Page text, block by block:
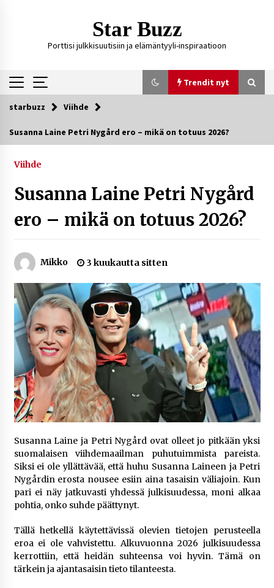
Star Buzz
Porttisi julkkisuutisiin ja elämäntyyli-inspiraatioon
Trendit nyt
Trendit nyt
Ali Leiniö vankila – mitä väitteistä tiedetään?
4 päivää sitten
Matti Koivisto toimittaja ikä – mitä Ylen
5 päivää sitten
Netflix, YouTube, TikTok, pelit ja nettikasinot
osana samaa ilmiötä
1 viikko sitten
Jaakko Selin puoliso Simo – pitkä
rakkaustarina, elämäntyö ja ura
1 viikko sitten
modernin maksuteknologian avulla
2 viikkoa sitten
Nina Rung – rikollisuuden tutkija ja väkivallan
ehkäisyn näkyvä ääni
2 viikkoa sitten
Pia Töyli – tapaus, joka jäi osaksi Suomen
rikoshistoriaa
3 viikkoa sitten
starbuzz Viihde
Susanna Laine Petri Nygård ero – mikä on totuus 2026?
Viihde
Susanna Laine Petri Nygård
ero – mikä on totuus 2026?
Mikko 3 kuukautta sitten
Susanna Laine ja Petri Nygård ovat olleet jo pitkään yksi
suomalaisen viihdemaailman puhutuimmista pareista.
Siksi ei ole yllättävää, että huhu Susanna Laineen ja Petri
Nygårdin erosta nousee esiin aina tasaisin väliajoin. Kun
pari ei näy jatkuvasti yhdessä julkisuudessa, moni alkaa
pohtia, onko suhde päättynyt.
Tällä hetkellä käytettävissä olevien tietojen perusteella
eroa ei ole vahvistettu. Alkuvuonna 2026 julkisuudessa
kerrottiin, että heidän suhteensa voi hyvin. Tämä on
tärkein ja ajantasaisin tieto tilanteesta.